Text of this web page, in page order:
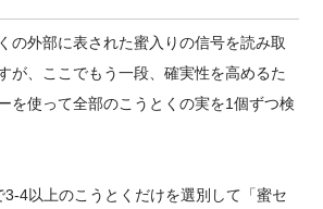
の外部に表された蜜入りの信号を読み取
が、ここでもう一段、確実性を高めるた
を使って全部のこうとくの実を1個ずつ検
4以上のこうとくだけを選別して「蜜セ